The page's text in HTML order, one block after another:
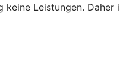
Leistungen.